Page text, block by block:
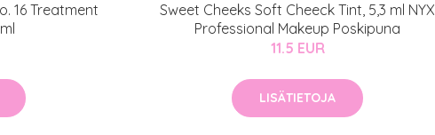
16 Treatment
Sweet Cheeks Soft Cheeck Tint, 5,3 ml NYX
Professional Makeup Poskipuna
11.5 EUR
LISÄTIETOJA